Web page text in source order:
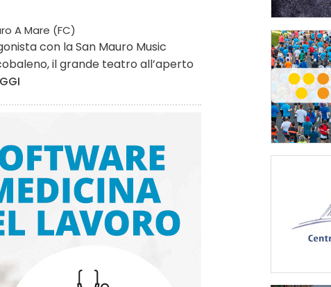
A Mare (FC)
con la San Mauro Music
il grande teatro all’aperto